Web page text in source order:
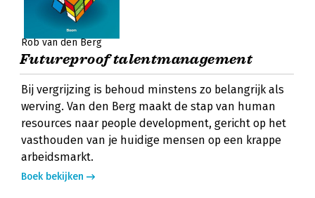
Rob van den Berg
Futureproof talentmanagement
Bij vergrijzing is behoud minstens zo belangrijk als
werving. Van den Berg maakt de stap van human
resources naar people development, gericht op het
vasthouden van je huidige mensen op een krappe
arbeidsmarkt.
Boek bekijken